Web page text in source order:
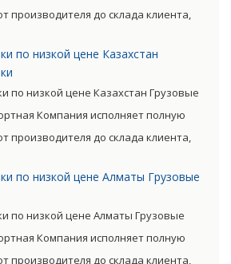
производителя до склада клиента,
транспортные затраты,
уровень итоговой цены товара.
по низкой цене Казахстан
по низкой цене Казахстан Грузовые
Компания исполняет полную
производителя до склада клиента,
транспортные затраты,
уровень итоговой цены товара.
по низкой цене Алматы Грузовые
по низкой цене Алматы Грузовые
Компания исполняет полную
производителя до склада клиента,